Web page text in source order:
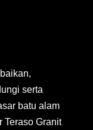
serta
batu alam
Teraso Granit